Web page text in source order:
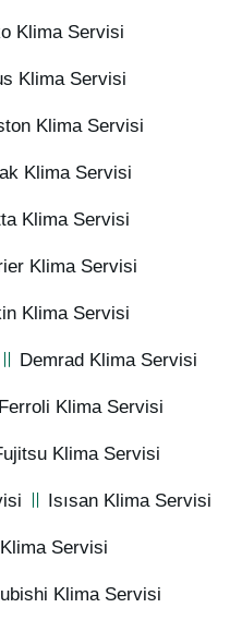
Klima Servisi
Klima Servisi
Klima Servisi
Klima Servisi
Klima Servisi
Klima Servisi
Klima Servisi
Demrad Klima Servisi
Ferroli Klima Servisi
Klima Servisi
Isısan Klima Servisi
Servisi
Klima Servisi